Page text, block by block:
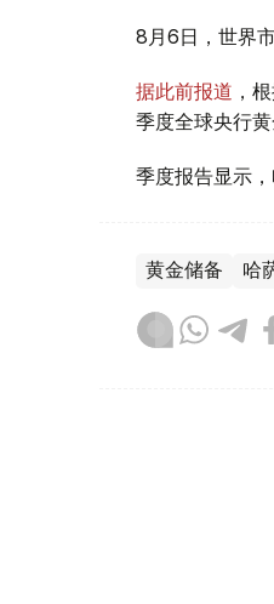
8月6日，世界
据此前报道 ，
季度全球央行
季度报告显示
黄金储备 哈